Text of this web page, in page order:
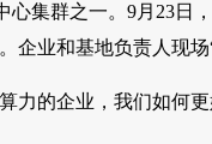
集群之一。9月23
业和基地负责人现场
力的企业，我们如何